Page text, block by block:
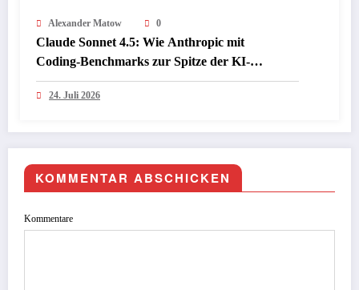
Alexander Matow 0
Claude Sonnet 4.5: Wie Anthropic mit
Coding‑Benchmarks zur Spitze der KI-
Programmiermodelle aufschließt
24. Juli 2026
KOMMENTAR ABSCHICKEN
Kommentare